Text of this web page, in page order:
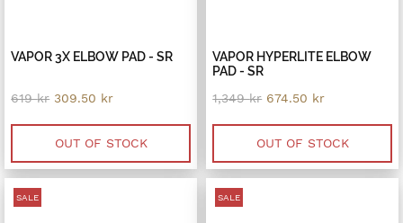
VAPOR 3X ELBOW PAD - SR
619kr Original
was:
619 kr.
309.50 krCurrent
is:
309.50 kr.
OUT OF STOCK
VAPOR HYPERLITE ELBOW
PAD - SR
1,349kr Original
was:
1,349 kr.
674.50 krCurrent
is:
674.50 kr.
OUT OF STOCK
SALE SALE